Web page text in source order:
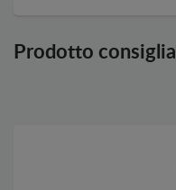
Prodotto